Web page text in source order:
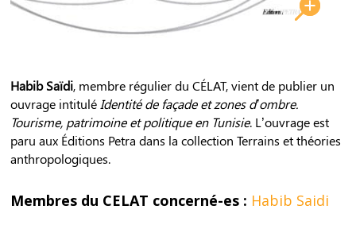
Habib Saïdi, membre régulier du CÉLAT, vient de publier un
ouvrage intitulé Identité de façade et zones d’ombre.
Tourisme, patrimoine et politique en Tunisie. L’ouvrage est
paru aux Éditions Petra dans la collection Terrains et théories
anthropologiques.
Membres du CELAT concerné-es : Habib Saidi